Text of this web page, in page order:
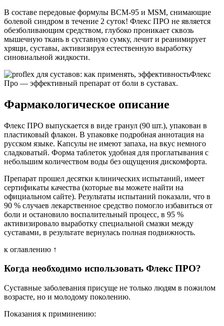
В составе передовые формулы BCM-95 и MSM, снимающие
болевой синдром в течение 2 суток! Флекс ПРО не является
обезболивающим средством, глубоко проникает сквозь
мышечную ткань в суставную сумку, лечит и реанимирует
хрящи, суставы, активизируя естественную выработку
синовиальной жидкости.
Флекс
Про — эффективный препарат от боли в суставах.
Фармакологическое описание
Флекс ПРО выпускается в виде гранул (90 шт.), упакован в
пластиковый флакон. В упаковке подробная аннотация на
русском языке. Капсулы не имеют запаха, на вкус немного
сладковатый. Форма таблеток удобная для проглатывания с
небольшим количеством воды без ощущения дискомфорта.
Препарат прошел десятки клинических испытаний, имеет
сертификаты качества (которые вы можете найти на
официальном сайте). Результаты испытаний показали, что в
90 % случаев лекарственное средство помогло избавиться от
боли и остановило воспалительный процесс, в 95 %
активизировало выработку специальной смазки между
суставами, в результате вернулась полная подвижность.
к оглавлению ↑
Когда необходимо использовать Флекс ПРО?
Суставные заболевания присуще не только людям в пожилом
возрасте, но и молодому поколению.
Показания к приминению: